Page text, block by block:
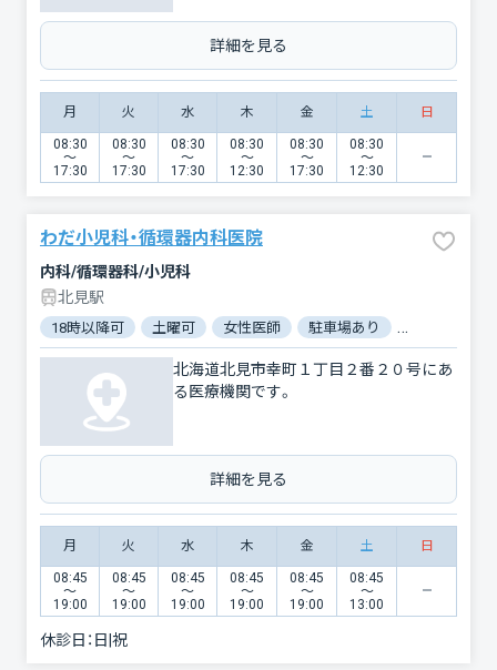
詳細を見る
月 火 水 木 金 土 日
08:30
〜
17:30
08:30
〜
17:30
08:30
〜
17:30
08:30
〜
12:30
08:30
〜
17:30
08:30
〜
12:30
わだ小児科・循環器内科医院
内科/循環器科/小児科
北見駅
18時以降可 土曜可 女性医師 駐車場あり
北海道北見市幸町１丁目２番２０号にあ
る医療機関です。
詳細を見る
月 火 水 木 金 土 日
08:45
〜
19:00
08:45
〜
19:00
08:45
〜
19:00
08:45
〜
19:00
08:45
〜
19:00
08:45
〜
13:00
休診日： 日|祝